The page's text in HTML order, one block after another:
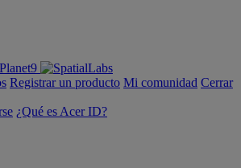
Registrar un producto Mi comunidad Cerrar
¿Qué es Acer ID?